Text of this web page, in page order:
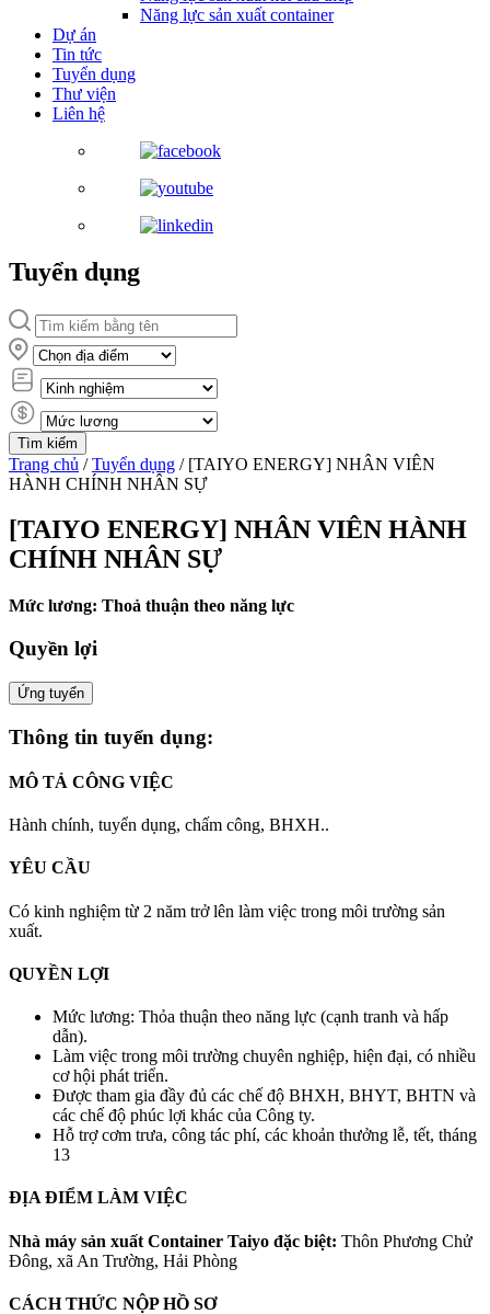
Năng lực sản xuất container
Dự án
Tin tức
Tuyển dụng
Thư viện
Liên hệ
Tuyển dụng
Trang chủ /Tuyển dụng / [TAIYO ENERGY] NHÂN VIÊN
HÀNH CHÍNH NHÂN SỰ
[TAIYO ENERGY] NHÂN VIÊN HÀNH
CHÍNH NHÂN SỰ
Mức lương: Thoả thuận theo năng lực
Quyền lợi
Ứng tuyển
Thông tin tuyển dụng:
MÔ TẢ CÔNG VIỆC
Hành chính, tuyển dụng, chấm công, BHXH..
YÊU CẦU
Có kinh nghiệm từ 2 năm trở lên làm việc trong môi trường sản
xuất.
QUYỀN LỢI
Mức lương: Thỏa thuận theo năng lực (cạnh tranh và hấp
dẫn).
Làm việc trong môi trường chuyên nghiệp, hiện đại, có nhiều
cơ hội phát triển.
Được tham gia đầy đủ các chế độ BHXH, BHYT, BHTN và
các chế độ phúc lợi khác của Công ty.
Hỗ trợ cơm trưa, công tác phí, các khoản thưởng lễ, tết, tháng
13
ĐỊA ĐIỂM LÀM VIỆC
Nhà máy sản xuất Container Taiyo đặc biệt: Thôn Phương Chử
Đông, xã An Trường, Hải Phòng
CÁCH THỨC NỘP HỒ SƠ